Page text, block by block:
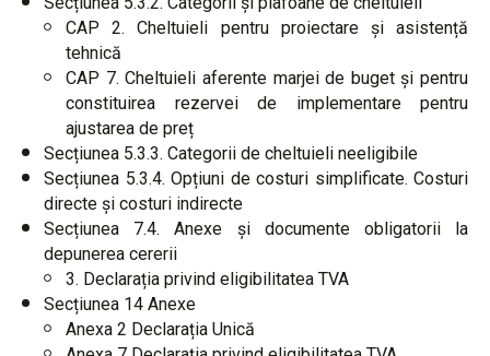
CAP 2. Cheltuieli pentru proiectare și asistență
tehnică
CAP 7. Cheltuieli aferente marjei de buget și pentru
constituirea rezervei de implementare pentru
ajustarea de preț
Secțiunea 5.3.3. Categorii de cheltuieli neeligibile
Secțiunea 5.3.4. Opțiuni de costuri simplificate. Costuri
directe și costuri indirecte
Secțiunea 7.4. Anexe și documente obligatorii la
depunerea cererii
3. Declarația privind eligibilitatea TVA
Secțiunea 14 Anexe
Anexa 2 Declarația Unică